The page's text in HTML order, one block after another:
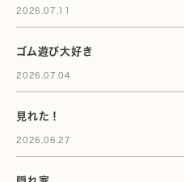
2026.07.11
ゴム遊び大好き
2026.07.04
見れた！
2026.06.27